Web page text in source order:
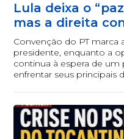
Lula deixa o
mas a direita
Convenção do PT marca
presidente, enquanto a
continua à espera de
enfrentar seus principais